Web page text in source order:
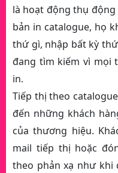
là hoạt động thụ
bản in catalogue, họ
thứ gì, nhập bất kỳ
đang tìm kiếm vì mọi
in.
Tiếp thị theo
đến những khách
của thương hiệu.
mail tiếp thị hoặc
theo phản xạ như